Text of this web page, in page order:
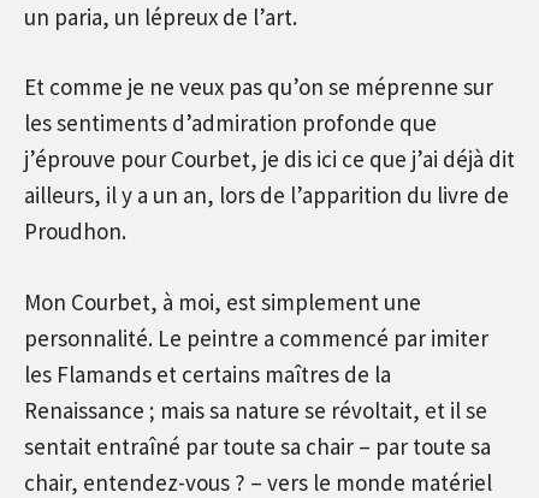
un paria, un lépreux de l’art.
Et comme je ne veux pas qu’on se méprenne sur
les sentiments d’admiration profonde que
j’éprouve pour Courbet, je dis ici ce que j’ai déjà dit
ailleurs, il y a un an, lors de l’apparition du livre de
Proudhon.
Mon Courbet, à moi, est simplement une
personnalité. Le peintre a commencé par imiter
les Flamands et certains maîtres de la
Renaissance ; mais sa nature se révoltait, et il se
sentait entraîné par toute sa chair – par toute sa
chair, entendez-vous ? – vers le monde matériel